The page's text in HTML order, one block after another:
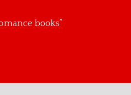
books”